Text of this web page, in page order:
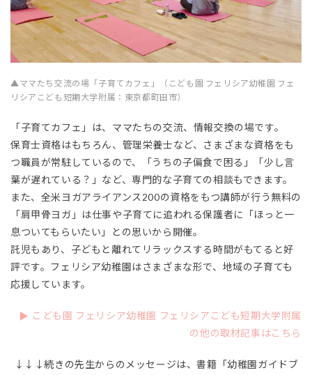
▲ママたち交流の場「子育てカフェ」（こども園 フェリシア幼稚園 フェ
リシアこども短期大学附属：東京都町田市）
「子育てカフェ」は、ママたちの交流、情報交換の場です。
保育士資格はもちろん、管理栄養士など、さまざまな資格をも
つ職員が常駐しているので、「うちの子偏食で困る」「少し言
葉が遅れている？」など、専門的な子育ての相談もできます。
また、全米ヨガアライアンス200の資格をもつ講師が行う無料の
「肩甲骨ヨガ」は仕事や子育てに追われる保護者に「ほっと一
息ついてもらいたい」との思いから開催。
託児もあり、子どもと離れてリラックスする時間がもてると好
評です。フェリシア幼稚園はさまざまな形で、地域の子育ても
応援しています。
こども園 フェリシア幼稚園 フェリシアこども短期大学附属
の他の取材記事はこちら
↓↓↓続きの先生からのメッセージは、書籍「幼稚園ガイドブ